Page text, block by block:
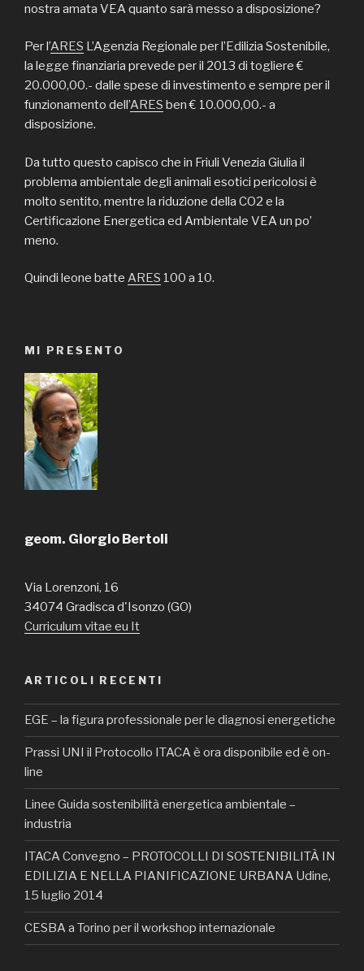
nostra amata VEA quanto sarà messo a disposizione?
Per l’ARES L’Agenzia Regionale per l’Edilizia Sostenibile,
la legge finanziaria prevede per il 2013 di togliere €
20.000,00.- dalle spese di investimento e sempre per il
funzionamento dell’ARES ben € 10.000,00.- a
disposizione.
Da tutto questo capisco che in Friuli Venezia Giulia il
problema ambientale degli animali esotici pericolosi è
molto sentito, mentre la riduzione della CO2 e la
Certificazione Energetica ed Ambientale VEA un po’
meno.
Quindi leone batte ARES 100 a 10.
MI PRESENTO
geom. Giorgio Bertoli
Via Lorenzoni, 16
34074 Gradisca d'Isonzo (GO)
Curriculum vitae eu It
ARTICOLI RECENTI
EGE – la figura professionale per le diagnosi energetiche
Prassi UNI il Protocollo ITACA è ora disponibile ed è on-
line
Linee Guida sostenibilità energetica ambientale –
industria
ITACA Convegno – PROTOCOLLI DI SOSTENIBILITÀ IN
EDILIZIA E NELLA PIANIFICAZIONE URBANA Udine,
15 luglio 2014
CESBA a Torino per il workshop internazionale